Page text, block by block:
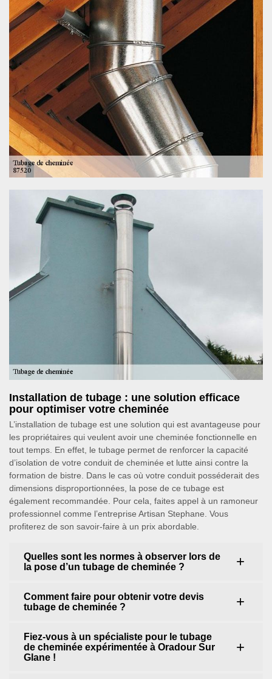
Installation de tubage : une solution efficace
pour optimiser votre cheminée
L’installation de tubage est une solution qui est avantageuse pour
les propriétaires qui veulent avoir une cheminée fonctionnelle en
tout temps. En effet, le tubage permet de renforcer la capacité
d’isolation de votre conduit de cheminée et lutte ainsi contre la
formation de bistre. Dans le cas où votre conduit posséderait des
dimensions disproportionnées, la pose de ce tubage est
également recommandée. Pour cela, faites appel à un ramoneur
professionnel comme l’entreprise Artisan Stephane. Vous
profiterez de son savoir-faire à un prix abordable.
Quelles sont les normes à observer lors de
la pose d’un tubage de cheminée ?
Comment faire pour obtenir votre devis
tubage de cheminée ?
Fiez-vous à un spécialiste pour le tubage
de cheminée expérimentée à Oradour Sur
Glane !